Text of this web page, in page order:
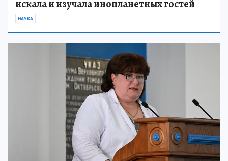
искала и изучала инопланетных гостей
НАУКА